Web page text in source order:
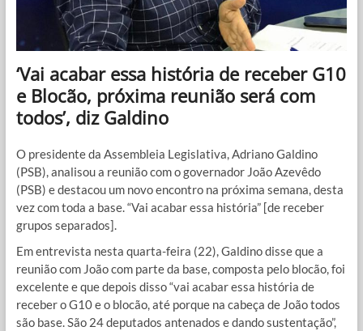
‘Vai acabar essa história de receber G10
e Blocão, próxima reunião será com
todos’, diz Galdino
O presidente da Assembleia Legislativa, Adriano Galdino
(PSB), analisou a reunião com o governador João Azevêdo
(PSB) e destacou um novo encontro na próxima semana, desta
vez com toda a base. “Vai acabar essa história” [de receber
grupos separados].
Em entrevista nesta quarta-feira (22), Galdino disse que a
reunião com João com parte da base, composta pelo blocão, foi
excelente e que depois disso “vai acabar essa história de
receber o G10 e o blocão, até porque na cabeça de João todos
são base. São 24 deputados antenados e dando sustentação”,